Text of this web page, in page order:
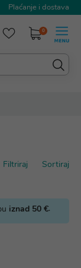
Plaćanje i dostava
0
Filtriraj Sortiraj
iznad 50 €.